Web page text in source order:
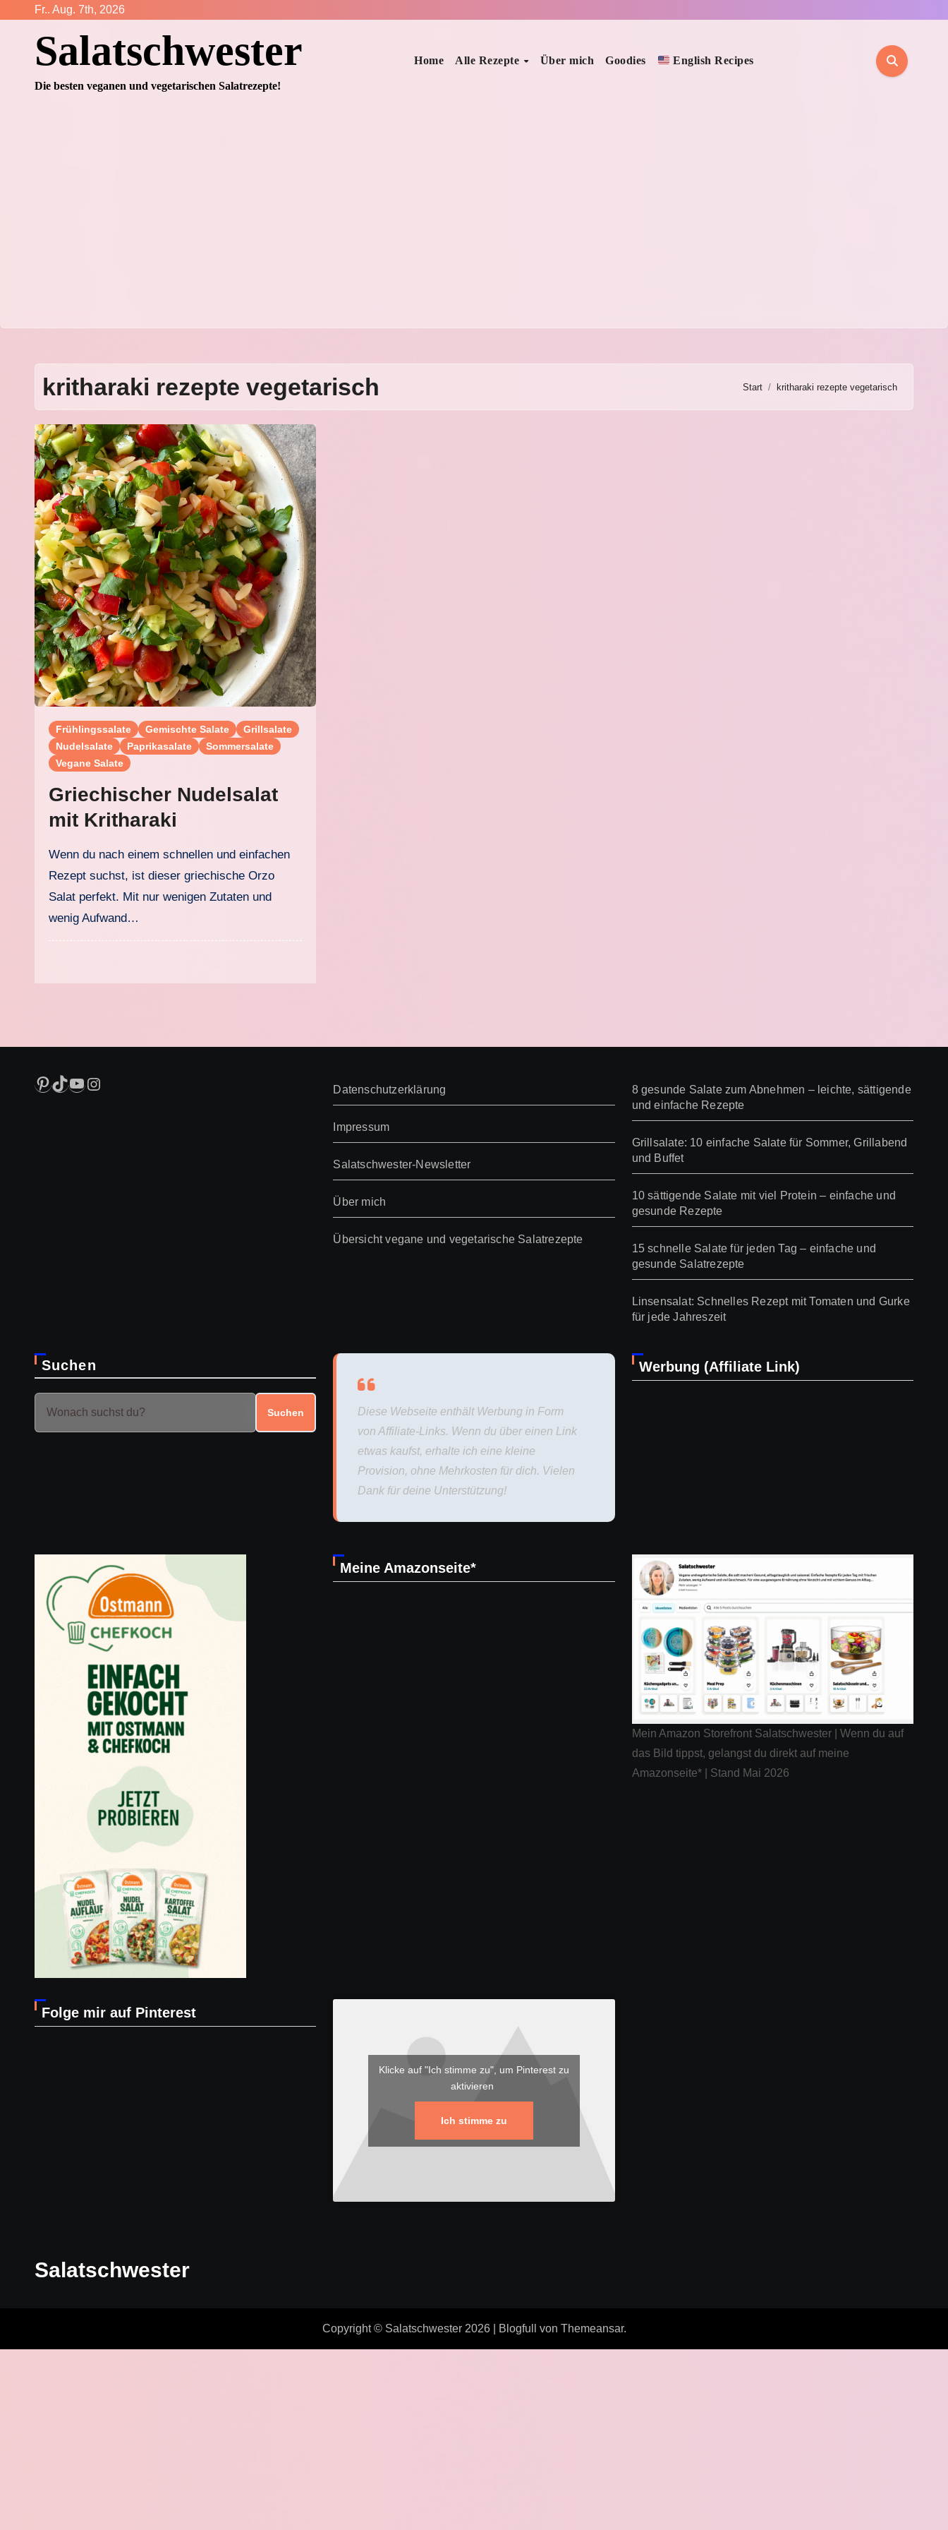
springen
Fr.. Aug. 7th, 2026
Salatschwester
Die besten veganen und vegetarischen Salatrezepte!
Home Alle Rezepte Über mich Goodies English Recipes
kritharaki rezepte vegetarisch Start kritharaki rezepte vegetarisch
Frühlingssalate Gemischte Salate
Grillsalate
Nudelsalate
Paprikasalate
Sommersalate
Vegane Salate
Griechischer Nudelsalat
mit Kritharaki
Wenn du nach einem schnellen und einfachen
Rezept suchst, ist dieser griechische Orzo
Salat perfekt. Mit nur wenigen Zutaten und
wenig Aufwand…
Pinterest
TikTok
YouTube
Instagram Datenschutzerklärung
Impressum
Salatschwester-Newsletter
Über mich
Übersicht vegane und vegetarische Salatrezepte
8 gesunde Salate zum Abnehmen – leichte, sättigende
und einfache Rezepte
Grillsalate: 10 einfache Salate für Sommer, Grillabend
und Buffet
10 sättigende Salate mit viel Protein – einfache und
gesunde Rezepte
15 schnelle Salate für jeden Tag – einfache und
gesunde Salatrezepte
Linsensalat: Schnelles Rezept mit Tomaten und Gurke
für jede Jahreszeit
Suchen
Suchen
Diese Webseite enthält Werbung in Form
von Affiliate-Links. Wenn du über einen Link
etwas kaufst, erhalte ich eine kleine
Provision, ohne Mehrkosten für dich. Vielen
Dank für deine Unterstützung!
Werbung (Affiliate Link)
Meine Amazonseite*
Mein Amazon Storefront Salatschwester | Wenn du auf
das Bild tippst, gelangst du direkt auf meine
Amazonseite* | Stand Mai 2026
Folge mir auf Pinterest
Klicke auf "Ich stimme zu", um Pinterest zu
aktivieren
Ich stimme zu
Salatschwester
Copyright © Salatschwester 2026 Blogfull von Themeansar.